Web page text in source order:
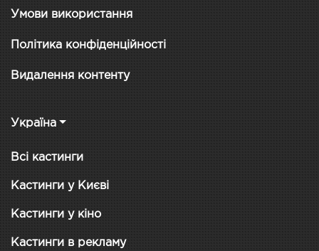
Умови використання
Політика конфіденційності
Видалення контенту
Україна
Всі кастинги
Кастинги у Києві
Кастинги у кіно
Кастинги в рекламу